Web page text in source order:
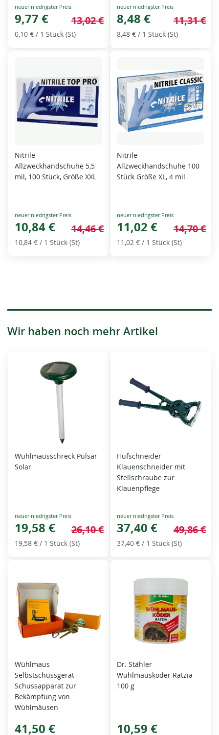
Special
Price
9,77 € 13,02 €
0,10 € / 1 Stück (St)
Special
Price
8,48 € 11,31 €
8,48 € / 1 Stück (St)
Nitrile
Allzweckhandschuhe 5,5
mil, 100 Stück, Größe XXL
Special
Price
10,84 € 14,46 €
10,84 € / 1 Stück (St)
Nitrile
Allzweckhandschuhe 100
Stück Größe XL, 4 mil
Special
Price
11,02 € 14,70 €
11,02 € / 1 Stück (St)
Wir haben noch mehr Artikel
Wühlmausschreck Pulsar
Solar
Special
Price
19,58 € 26,10 €
19,58 € / 1 Stück (St)
Hufschneider
Klauenschneider mit
Stellschraube zur
Klauenpflege
Special
Price
37,40 € 49,86 €
37,40 € / 1 Stück (St)
Wühlmaus
Selbstschussgerät -
Schussapparat zur
Bekämpfung von
Wühlmäusen
41,50 €
Dr. Stähler
Wühlmausköder Ratzia
100 g
10,59 €